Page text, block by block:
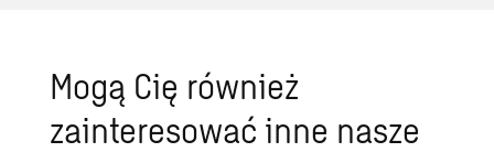
Mogą Cię również
zainteresować inne nasze